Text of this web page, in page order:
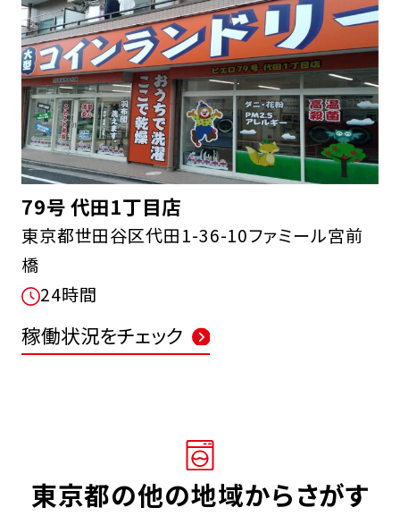
79号 代田1丁目店
東京都世田谷区代田1-36-10ファミール宮前
橋
24時間
稼働状況をチェック
東京都の他の地域からさがす